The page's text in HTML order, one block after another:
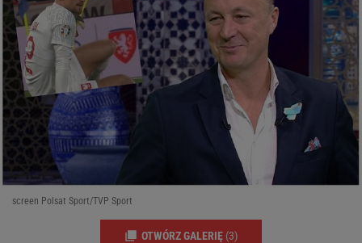
screen Polsat Sport/TVP Sport
OTWÓRZ GALERIĘ (3)